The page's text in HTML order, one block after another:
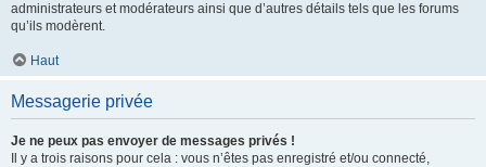
administrateurs et modérateurs ainsi que d’autres détails tels que les forums
qu’ils modèrent.
Haut
Messagerie privée
Je ne peux pas envoyer de messages privés !
Il y a trois raisons pour cela : vous n’êtes pas enregistré et/ou connecté,